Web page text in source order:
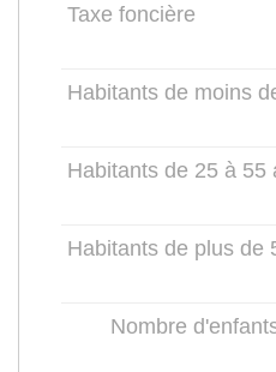
Taxe foncière
Habitants de moins
Habitants de 25 à 55
Habitants de plus de
Nombre